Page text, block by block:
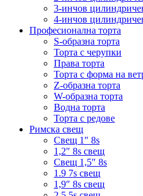
3-инчов
4-инчов
Професионална торта
S-образна торта
Торта с черупки
Права торта
Торта с форма на
Z-образна торта
W-образна торта
Водна торта
Торта с редове
Римска свещ
Свещ 1″ 8s
1,2″ 8s свещ
Свещ 1,5″ 8s
1.9 7s свещ
1,9″ 8s свещ